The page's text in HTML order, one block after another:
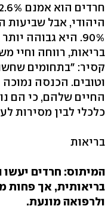
בריאות, רווחה וחיי
קסיר: "בתחומים
וטובים. הכנסה
החיים שלהם, כי הם
כלכלי לבין מסירות
בריאות
המיתוס: חרדים יעשו
בריאותית, אך פחות
ולרפואה מונעת.